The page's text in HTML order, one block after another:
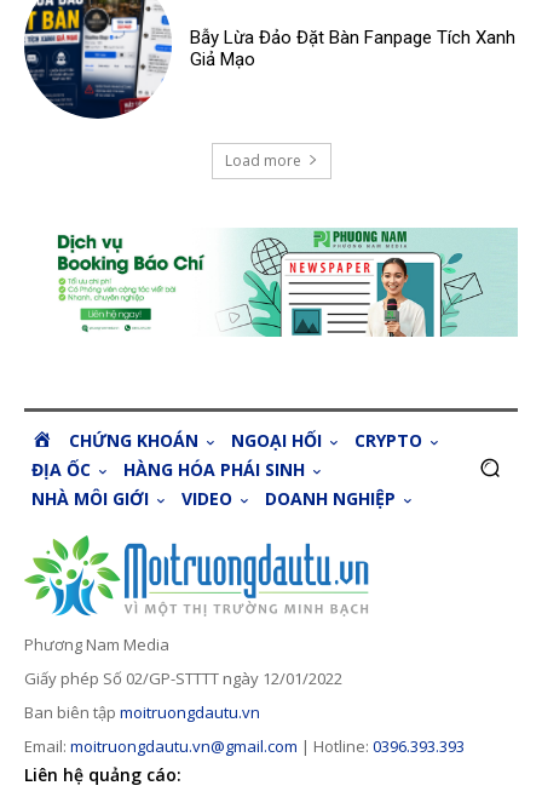
Bẫy Lừa Đảo Đặt Bàn Fanpage Tích Xanh
Giả Mạo
Load more
O
M
CHỨNG KHOÁN NGOẠI HỐI
CRYPTO
ĐỊA ỐC
HÀNG HÓA PHÁI SINH
NHÀ MÔI GIỚI
VIDEO DOANH NGHIỆP
Phương Nam Media
Giấy phép Số 02/GP-STTTT ngày 12/01/2022
Ban biên tập moitruongdautu.vn
Email: moitruongdautu.vn@gmail.com | Hotline: 0396.393.393
Liên hệ quảng cáo: